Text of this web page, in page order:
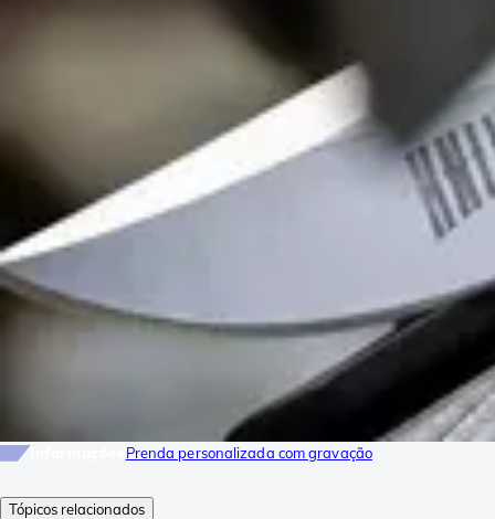
Tópicos relacionados
Prenda personalizada com gravação